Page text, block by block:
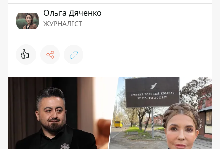
Ольга Дяченко
ЖУРНАЛІСТ
👍